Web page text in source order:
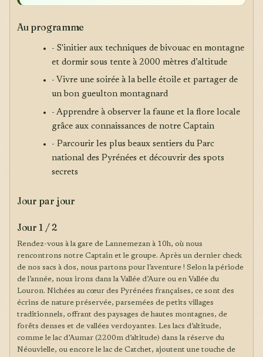
Au programme
- S'initier aux techniques de bivouac en montagne
et dormir sous tente à 2000 mètres d’altitude
- Vivre une soirée à la belle étoile et partager de
un bon gueulton montagnard
- Apprendre à observer la faune et la flore locale
grâce aux connaissances de notre Captain
- Parcourir les plus beaux sentiers du Parc
national des Pyrénées et découvrir des spots
secrets
Jour par jour
Jour 1 / 2
Rendez-vous à la gare de Lannemezan à 10h, où nous
rencontrons notre Captain et le groupe. Après un dernier check
de nos sacs à dos, nous partons pour l’aventure ! Selon la période
de l’année, nous irons dans la Vallée d’Aure ou en Vallée du
Louron. Nichées au cœur des Pyrénées françaises, ce sont des
écrins de nature préservée, parsemées de petits villages
traditionnels, offrant des paysages de hautes montagnes, de
forêts denses et de vallées verdoyantes. Les lacs d’altitude,
comme le lac d’Aumar (2200m d’altitude) dans la réserve du
Néouvielle, ou encore le lac de Catchet, ajoutent une touche de